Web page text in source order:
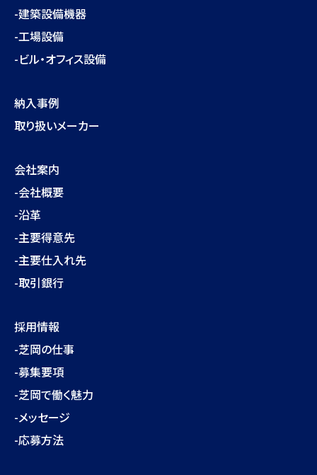
-建築設備機器
-工場設備
-ビル・オフィス設備
納入事例
取り扱いメーカー
会社案内
-会社概要
-沿革
-主要得意先
-主要仕入れ先
-取引銀行
採用情報
-芝岡の仕事
-募集要項
-芝岡で働く魅力
-メッセージ
-応募方法